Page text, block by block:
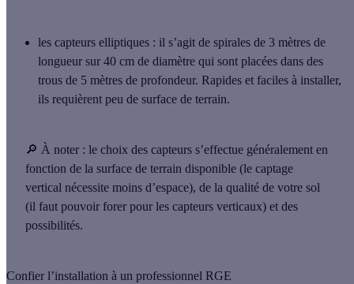
les capteurs elliptiques : il s’agit de spirales de 3 mètres de
longueur sur 40 cm de diamètre qui sont placées dans des
trous de 5 mètres de profondeur. Rapides et faciles à installer,
ils requièrent peu de surface de terrain.
🔎 À noter : le choix des capteurs s’effectue généralement en
fonction de la surface de terrain disponible (le captage
vertical nécessite moins d’espace), de la qualité de votre sol
(il faut pouvoir forer pour les capteurs verticaux) et des
possibilités.
Confier l’installation à un professionnel RGE